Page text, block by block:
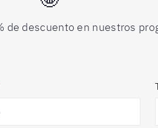
de descuento en nuestros